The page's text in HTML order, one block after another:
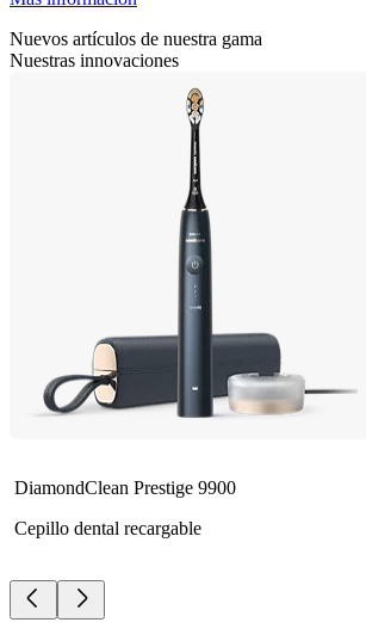
Nuevos artículos de nuestra gama
Nuestras innovaciones
DiamondClean Prestige 9900
Cepillo dental recargable